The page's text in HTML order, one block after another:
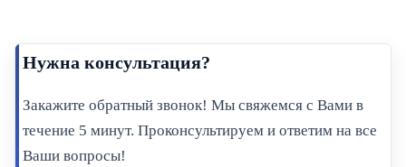
Нужна консультация?
Закажите обратный звонок! Мы свяжемся с Вами в
течение 5 минут. Проконсультируем и ответим на все
Ваши вопросы!